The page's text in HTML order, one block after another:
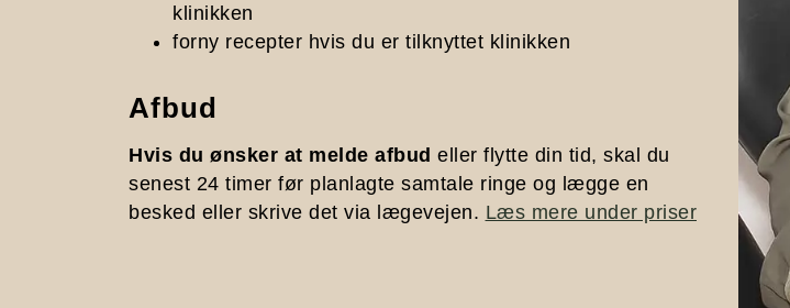
klinikken
forny recepter hvis du er tilknyttet klinikken
Afbud
Hvis du ønsker at melde afbud eller flytte din tid, skal du
senest 24 timer før planlagte samtale ringe og lægge en
besked eller skrive det via lægevejen. Læs mere under priser